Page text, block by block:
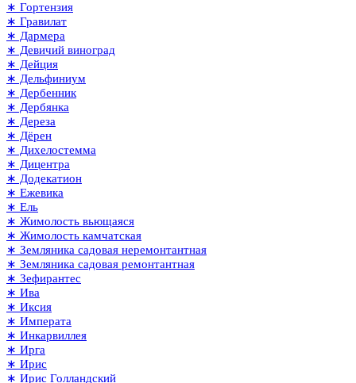
∗ Гортензия
∗ Гравилат
∗ Дармера
∗ Девичий виноград
∗ Дейция
∗ Дельфиниум
∗ Дербенник
∗ Дербянка
∗ Дереза
∗ Дёрен
∗ Дихелостемма
∗ Дицентра
∗ Додекатион
∗ Ежевика
∗ Ель
∗ Жимолость вьющаяся
∗ Жимолость камчатская
∗ Земляника садовая неремонтантная
∗ Земляника садовая ремонтантная
∗ Зефирантес
∗ Ива
∗ Иксия
∗ Императа
∗ Инкарвиллея
∗ Ирга
∗ Ирис
∗ Ирис Голландский